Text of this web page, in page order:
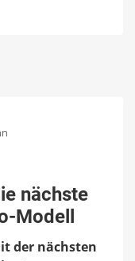
nächste
Modell
der nächsten